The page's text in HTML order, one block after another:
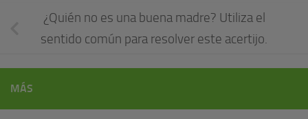
¿Quién no es una buena madre? Utiliza el
sentido común para resolver este acertijo.
MÁS